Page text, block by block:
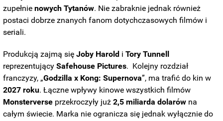
zupełnienowych Tytanów. Nie zabraknie jednak również
postaci dobrze znanych fanom dotychczasowych filmów i
seriali.
Produkcją zajmą sięJoby Harold iTory Tunnell
reprezentującySafehouse Pictures. Kolejny rozdział
franczyzy, „Godzilla x Kong: Supernova”, ma trafić do kin w
2027 roku. Łączne wpływy kinowe wszystkich filmów
Monsterverse przekroczyły już2,5 miliarda dolarów na
całym świecie. Marka nie ogranicza się jednak wyłącznie do